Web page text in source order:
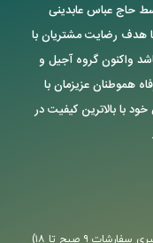
عابدینی در سال 1355 توسط حاج عباس عابدینی
هدف رضایت مشتریان با
واکنون گروه آجیل و
هموطنان عزیزمان با
با بالاترین کیفیت در